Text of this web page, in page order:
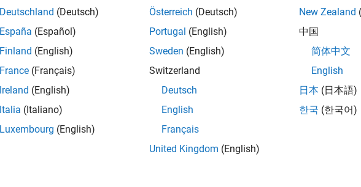
Deutschland (Deutsch)
España (Español)
Finland (English)
France (Français)
Ireland (English)
Italia (Italiano)
Luxembourg (English)
Österreich (Deutsch)
Portugal (English)
Sweden (English)
Switzerland
Deutsch
English
Français
United Kingdom (English)
New Zealand
中国
简体中文
English
日本 (日本語)
한국 (한국어)